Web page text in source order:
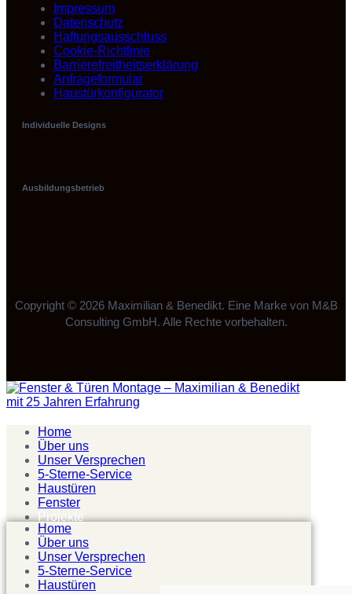
Impressum
Datenschutz
Haftungsausschluss
Cookie-Richtlinie
Barrierefreitheitserklärung
Anfrageformular
Haustürkonfigurator
Individuelle Designs
Ausbildungsbetrieb
Copyright © 2026 Maximilian & Benedikt. Eine Marke von M&B
Consulting GmbH. Alle Rechte vorbehalten.
Home
Über uns
Unser Versprechen
5-Sterne-Service
Haustüren
Fenster
Projekte
Home
Über uns
Unser Versprechen
5-Sterne-Service
Haustüren